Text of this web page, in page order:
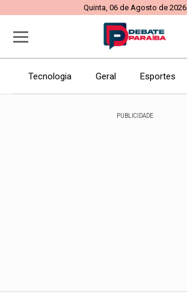
Quinta, 06 de Agosto de 2026
Tecnologia Geral Esportes
PUBLICIDADE